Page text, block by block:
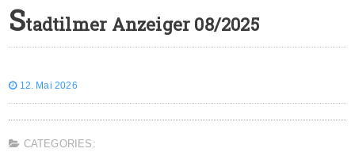
Stadtilmer Anzeiger 08/2025
12. Mai 2026
CATEGORIES: